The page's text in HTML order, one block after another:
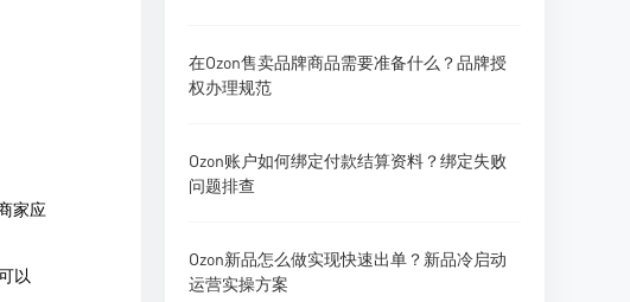
在Ozon售卖品牌商品需要准备什么？品牌授
权办理规范
Ozon账户如何绑定付款结算资料？绑定失败
问题排查
Ozon新品怎么做实现快速出单？新品冷启动
运营实操方案